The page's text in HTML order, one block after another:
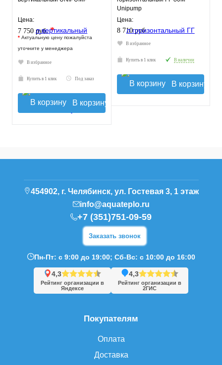
Цена:
7 750 руб.*
* Актуальную цену пожалуйста
уточните у менеджера
В избранное
Купить в 1 клик Под заказ
В корзину
Unipump
Цена:
8 710 руб.
В избранное
Купить в 1 клик В наличии
В корзину
Покупателям
Оплата
Доставка
454902, г. Челябинск, ул. Гостевая 3, 1 этаж
info@aquateplo.ru
+7 (351)751-09-59
Заказать звонок
Пн-Пт: с 9:00 до 19:00; Сб-Вс: с 10:00 до 16:00
4,3
Рейтинг организации в
Яндексе
4,3
Рейтинг организации в
2ГИС